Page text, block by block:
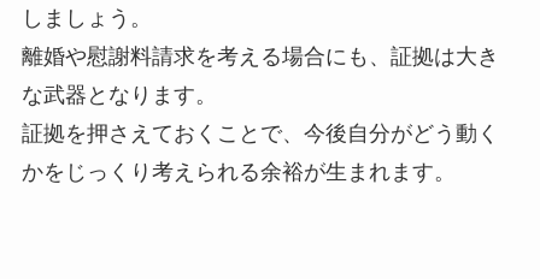
しましょう。
離婚や慰謝料請求を考える場合にも、証拠は大き
な武器となります。
証拠を押さえておくことで、今後自分がどう動く
かをじっくり考えられる余裕が生まれます。